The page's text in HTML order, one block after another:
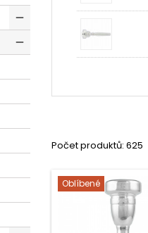
Počet produktů: 625
Oblíbené